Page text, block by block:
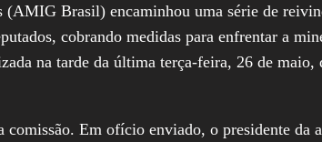
Brasil) encaminhou uma série de
cobrando medidas para enfrentar a
na tarde da última terça-feira, 26 de maio,
Em ofício enviado, o presidente da